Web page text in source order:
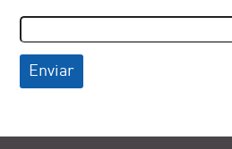
Enviar